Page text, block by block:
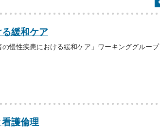
緩和ケア
慢性疾患における緩和ケア」ワーキンググループ
護倫理